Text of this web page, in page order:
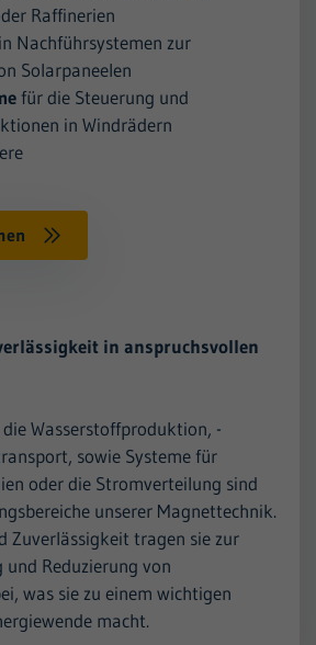
Raffinerien
in Nachführsystemen zur
Solarpaneelen
für die Steuerung und
in Windrädern
in anspruchsvollen
Wasserstoffproduktion, -
sowie Systeme für
oder die Stromverteilung sind
unserer Magnettechnik.
Zuverlässigkeit tragen sie zur
und Reduzierung von
was sie zu einem wichtigen
macht.